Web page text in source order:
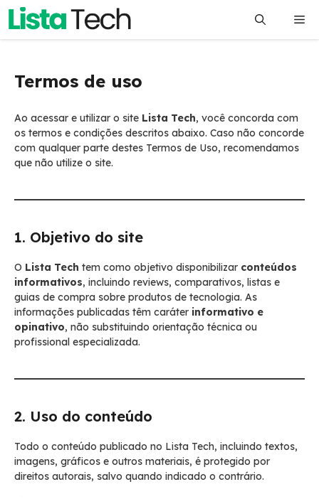
Pular
o
Termos de uso
Ao acessar e utilizar o site Lista Tech, você concorda com
os termos e condições descritos abaixo. Caso não concorde
com qualquer parte destes Termos de Uso, recomendamos
que não utilize o site.
1. Objetivo do site
O Lista Tech tem como objetivo disponibilizar conteúdos
informativos, incluindo reviews, comparativos, listas e
guias de compra sobre produtos de tecnologia. As
informações publicadas têm caráter informativo e
opinativo, não substituindo orientação técnica ou
profissional especializada.
2. Uso do conteúdo
Todo o conteúdo publicado no Lista Tech, incluindo textos,
imagens, gráficos e outros materiais, é protegido por
direitos autorais, salvo quando indicado o contrário.